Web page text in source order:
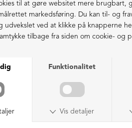
LIGNENDE PRODUKTER